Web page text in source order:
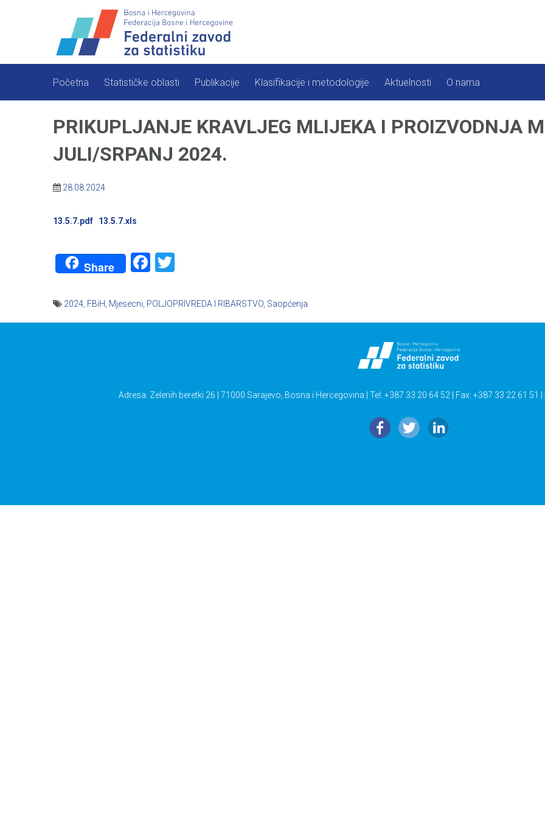
Početna Statističke oblasti Publikacije Klasifikacije i metodologije Aktuelnosti O nama
PRIKUPLJANJE KRAVLJEG MLIJEKA I PROIZVODNJA
JULI/SRPANJ 2024.
28.08.2024
13.5.7.pdf 13.5.7.xls
Share Facebook
2024 FBiH Mjesecni POLJOPRIVREDA I RIBARSTVO Saopćenja
Adresa: Zelenih beretki 26 | 71000 Sarajevo, Bosna i Hercegovina | Tel: +387 33 20 64 52 | Fax: +387 33 22 61 51 |